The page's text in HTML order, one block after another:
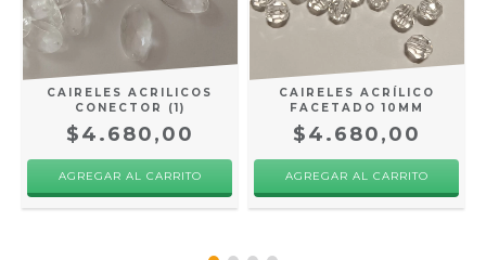
CAIRELES ACRILICOS
CONECTOR (1)
$4.680,00
CAIRELES ACRÍLICO
FACETADO 10MM
$4.680,00